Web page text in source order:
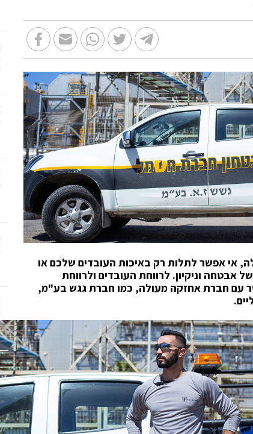
אי אפשר לתלות רק באיכות העובדים שלכם או
וניקיון. לרווחת העובדים ולרווחת
עם חברת אחזקה מעולה, כמו חברת גגש בע"מ,